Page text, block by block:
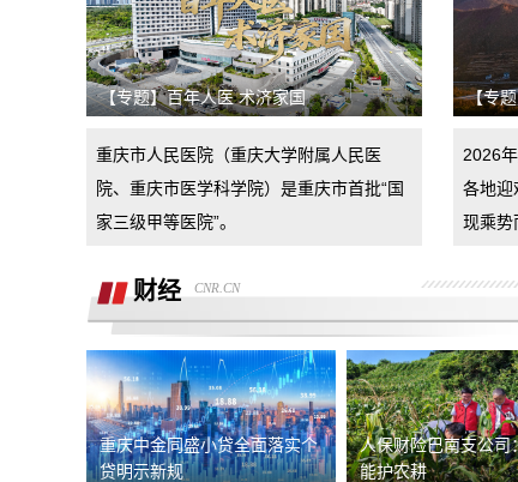
退还定金2000元
骗子上门推销熊猫净水器，专挑农村老人
下手
同，联合二手车商坑骗消费者。退诚意金
小米17pro镜头起雾，官方拆机后没解决
好问题，并且不换新，我申请换新加
杭州金昌宝湖不加价不给提车，拒绝交付
汽车还不给退定金
市场价格调节问题
买车时承诺可以三个月后提前还款并落实
到了合同现在条件满足但被拒，我要求按
合同执行
半年了不给退定金，要求退回定金
【专题】百年人医 术济家国
重庆市人民医院（重庆大学附属人民医
院、重庆市医学科学院）是重庆市首批“国
家三级甲等医院”。
【专
2026
各地迎
现乘势
财经 CNR.CN
重庆中金同盛小贷全面落实个
贷明示新规
人保财险巴南支公司
能护农耕